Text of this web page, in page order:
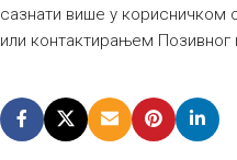
сазнати више у корисничком
или контактирањем Позивног